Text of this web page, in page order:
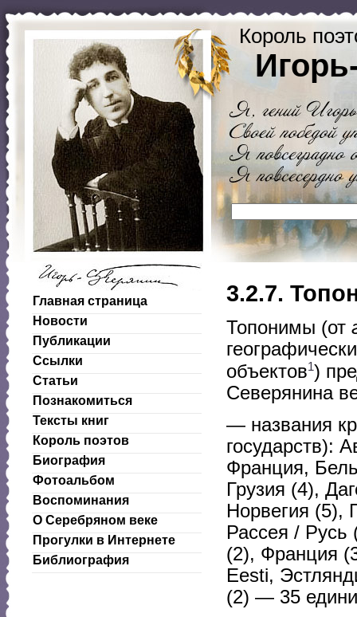
Король
Главная страница
Новости
Публикации
Ссылки
Статьи
Познакомиться
Тексты книг
Король поэтов
Биография
Фотоальбом
Воспоминания
О Серебряном веке
Прогулки в Интернете
Библиография
3.2.7.
Топонимы (от
объектов1)
Северянина
— названия
государств):
Франция,
Грузия (4),
Норвегия (5),
Рассея /
(2), Франция
Eesti,
(2) — 35